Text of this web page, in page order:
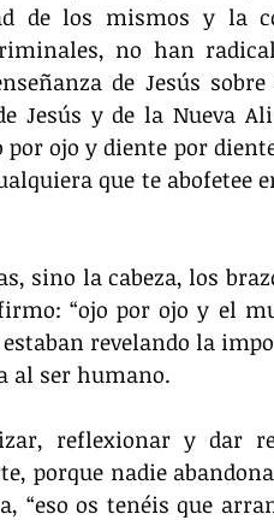
de los mismos y la
no han
de Jesús sobre
Jesús y de la Nueva
por ojo y diente por
que te abofetee
sino la cabeza, los
“ojo por ojo y el
revelando la
al ser humano.
reflexionar y dar
porque nadie
“eso os tenéis que